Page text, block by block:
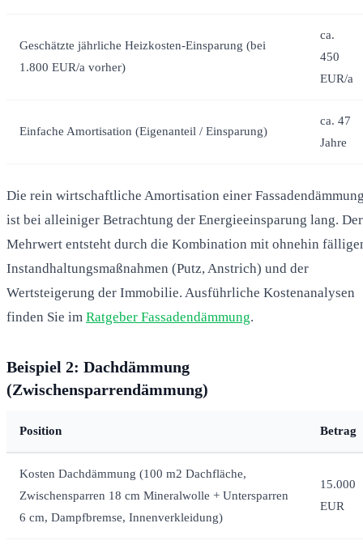
Geschätzte jährliche Heizkosten-Einsparung (bei
1.800 EUR/a vorher)
ca.
450
EUR/a
Einfache Amortisation (Eigenanteil / Einsparung)
ca. 47
Jahre
Die rein wirtschaftliche Amortisation einer
ist bei alleiniger Betrachtung der Energieeinsparung lang. Der
Mehrwert entsteht durch die Kombination mit ohnehin
Instandhaltungsmaßnahmen (Putz, Anstrich) und der
Wertsteigerung der Immobilie. Ausführliche Kostenanalysen
finden Sie im Ratgeber Fassadendämmung.
Beispiel 2: Dachdämmung
(Zwischensparrendämmung)
Position Betrag
Kosten Dachdämmung (100 m2 Dachfläche,
Zwischensparren 18 cm Mineralwolle + Untersparren
6 cm, Dampfbremse, Innenverkleidung)
15.000
EUR